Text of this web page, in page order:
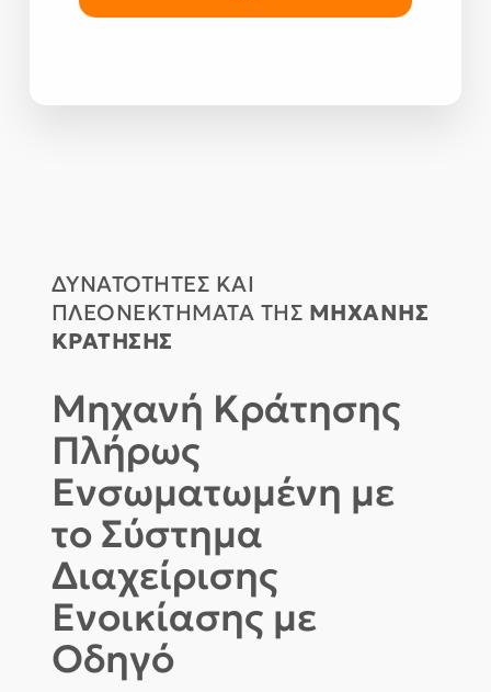
ΔΥΝΑΤΟΤΗΤΕΣ ΚΑΙ
ΠΛΕΟΝΕΚΤΗΜΑΤΑ ΤΗΣ ΜΗΧΑΝΗΣ
ΚΡΑΤΗΣΗΣ
Μηχανή Κράτησης
Πλήρως
Ενσωματωμένη με
το Σύστημα
Διαχείρισης
Ενοικίασης με
Οδηγό